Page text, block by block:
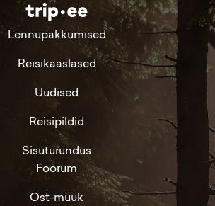
Lennupakkumised
Reisikaaslased
Uudised
Reisipildid
Sisuturundus
Foorum
Ost-müük